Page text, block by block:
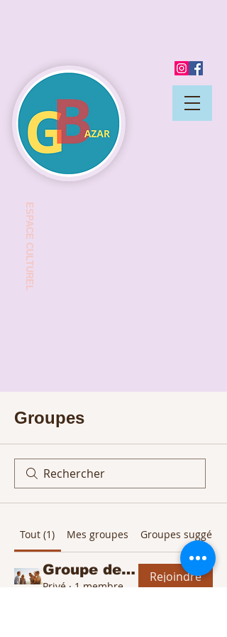
ESP
ACE CULTUREL
Groupes
Tout (1) Mes groupes Groupes suggérés
Groupe de Monsite
Privé · 1 membre
Rejoindre